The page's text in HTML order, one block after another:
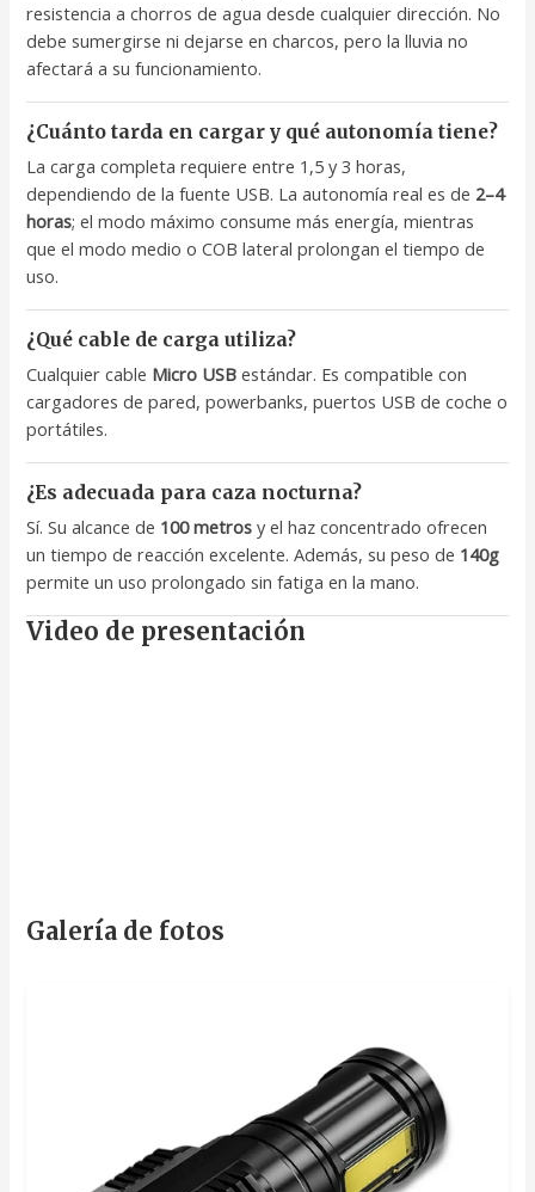
resistencia a chorros de agua desde cualquier dirección. No
debe sumergirse ni dejarse en charcos, pero la lluvia no
afectará a su funcionamiento.
¿Cuánto tarda en cargar y qué autonomía tiene?
La carga completa requiere entre 1,5 y 3 horas,
dependiendo de la fuente USB. La autonomía real es de 2–4
horas; el modo máximo consume más energía, mientras
que el modo medio o COB lateral prolongan el tiempo de
uso.
¿Qué cable de carga utiliza?
Cualquier cable Micro USB estándar. Es compatible con
cargadores de pared, powerbanks, puertos USB de coche o
portátiles.
¿Es adecuada para caza nocturna?
Sí. Su alcance de 100 metros y el haz concentrado ofrecen
un tiempo de reacción excelente. Además, su peso de 140g
permite un uso prolongado sin fatiga en la mano.
Video de presentación
Galería de fotos